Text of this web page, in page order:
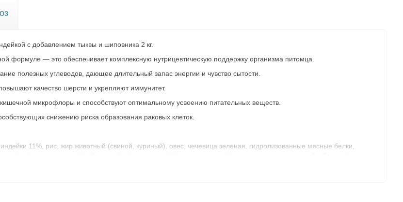
с добавлением тыквы и шиповника 2 кг.
формуле — это обеспечивает комплексную нутрицевтическую поддержку организма питомца.
полезных углеводов, дающее длительный запас энергии и чувство сытости.
качество шерсти и укрепляют иммунитет.
микрофлоры и способствуют оптимальному усвоению питательных веществ.
снижению риска образования раковых клеток.
11%, рис, жир животный (свиной, куриный), овес, чечевица зеленая, гидролизованные мясные белки,
розмарин, пробиотики (Bacillus subtilis, Bacillus licheniformis).